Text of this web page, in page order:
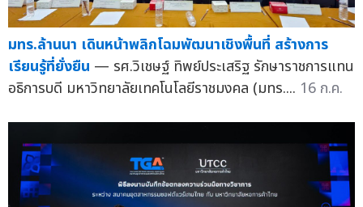
มทร.ล้านนา เดินหน้าพลิกโฉมพัฒนาเชิงพื้นที่ สร้างการ
เรียนรู้ที่ยั่งยืน — รศ.วิเชษฐ์ ทิพย์ประเสริฐ รักษาราชการแทน
อธิการบดี มหาวิทยาลัยเทคโนโลยีราชมงคล (มทร.... 16 ก.ค.